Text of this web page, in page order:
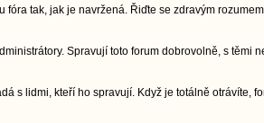
fóra tak, jak je navržená. Řiďte se zdravým
Spravují toto forum dobrovolně, s těmi
s lidmi, kteří ho spravují. Když je totálně otrávíte,